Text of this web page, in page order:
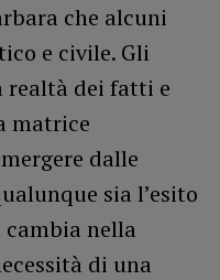
che alcuni
e civile. Gli
dei fatti e
matrice
dalle
sia l’esito
nella
di una